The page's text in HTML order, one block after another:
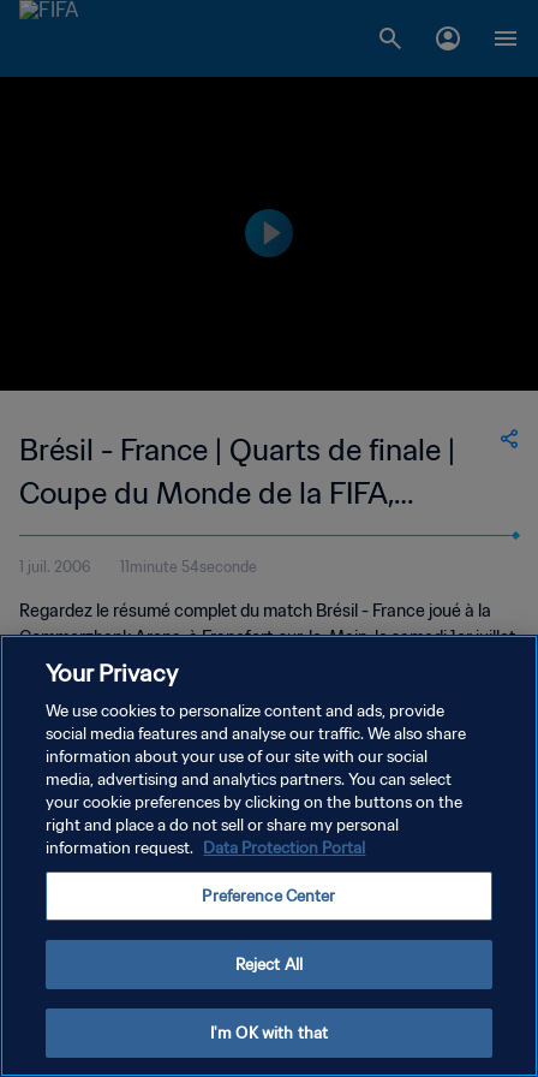
Brésil - France | Quarts de finale |
Coupe du Monde de la FIFA,
Allemagne 2006™ | Résumé vidéo
complet
1 juil. 2006 11minute 54seconde
Regardez le résumé complet du match Brésil - France joué à la
Commerzbank Arena, à Francfort-sur-le-Main, le samedi 1er juillet
2006.
POLITIQUE DE CONFIDENTIALITÉ
CONDITIONS D'UTILISATION
GÉRER VOS PRÉFÉRENCES SUR LES COOKIES
Copyright © 1994 - 2026 FIFA. Tous droits réservés.
Your Privacy
We use cookies to personalize content and ads, provide
social media features and analyse our traffic. We also share
information about your use of our site with our social
media, advertising and analytics partners. You can select
your cookie preferences by clicking on the buttons on the
right and place a do not sell or share my personal
information request. Data Protection Portal
Preference Center
Reject All
I'm OK with that